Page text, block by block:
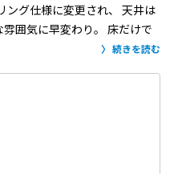
グ仕様に変更され、 天井は
囲気に早変わり。
床だけで
気ってかなり違いますね。窓
全て新しく新設されているの
。。。
パーやドラッグストアが丁度
続きを読む